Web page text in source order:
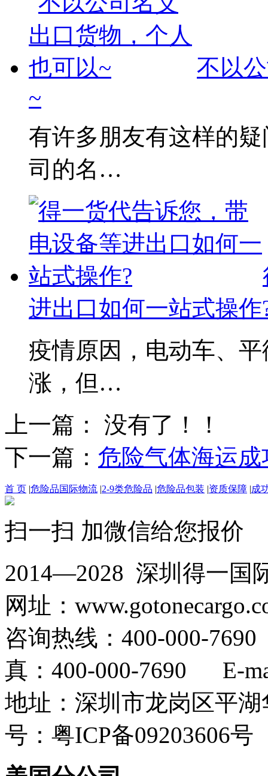
不以
~
有许多朋友有这样的
司的名…
进出口如何一站式操作
疫情原因，电动车、
涨，但…
上一篇： 没有了！！
下一篇： 危险气体海运成
首 页 |危险品国际物流 |2-9类危险品 |危险品包装 |资质保障 |成
扫一扫 加微信给您报价
2014—2028 深圳得一国
网址：
咨询热线：400-000-
真：400-000-7690 E-
地址：深圳市龙岗区平
号：粤ICP备09203606号